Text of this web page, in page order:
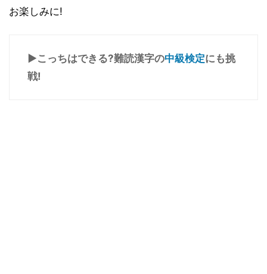
お楽しみに!
▶こっちはできる?難読漢字の中級検定にも挑
戦!